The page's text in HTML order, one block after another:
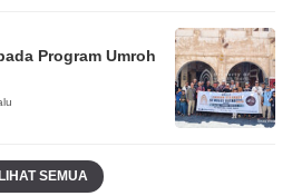
Program Umroh
LIHAT SEMUA